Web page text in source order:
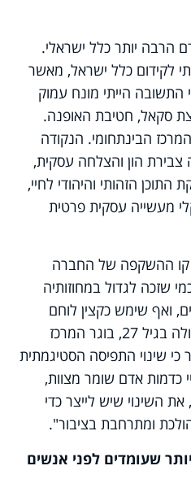
הרבה יותר כלל ישראלי.
לקידום כלל ישראל, מאשר
התשובה הייתי מונח עמוק
סקאל, חטיבת האופנה.
הבינתחומי. הנקודה
צבירת הון והצלחה עסקית,
התוכן הזהותי והיהודי לחיי,
מעשייה עסקית פרטית
קו ההשקפה של החברה
שזכה לגדול במחוזותיה
ואף שימש כקצין לוחם
בשייטת 13, מנכ"ל חברה גדולה בגיל 27, בוגר המרכז
כי שינוי התפיסה הסטיגמתית
אדם שומר מצוות,
השינוי שיש לייצר כדי
ומתרחבת בציבור".
שעומדים לפני אנשים